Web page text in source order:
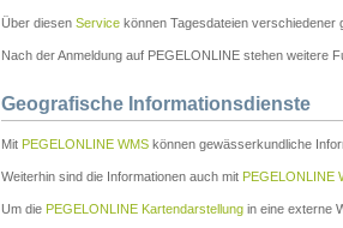
Über diesen Service können Tagesdateien verschiedener
Nach der Anmeldung auf PEGELONLINE stehen weitere
Geografische Informationsdienste
Mit PEGELONLINE WMS können gewässerkundliche
Weiterhin sind die Informationen auch mit PEGELONLINE
Um die PEGELONLINE Kartendarstellung in eine externe